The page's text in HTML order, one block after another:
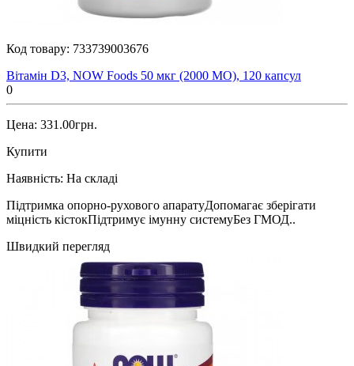
Код товару: 733739003676
Вітамін D3, NOW Foods 50 мкг (2000 МО), 120 капсул
0
Цена: 331.00грн.
Купити
Наявність: На складі
Підтримка опорно-рухового апаратуДопомагає зберігати
міцність кістокПідтримує імунну системуБез ГМОД..
Швидкий перегляд